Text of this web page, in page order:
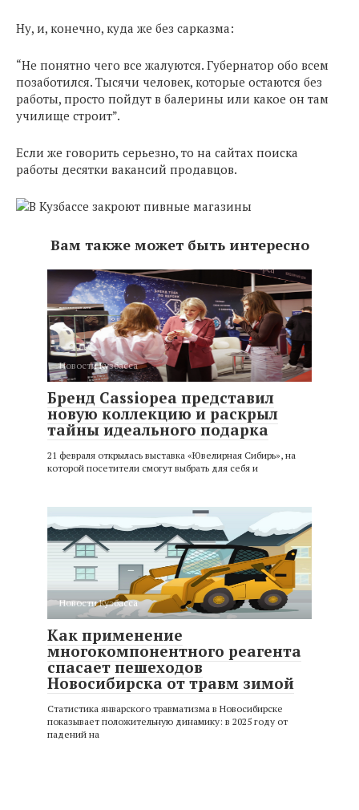
Ну, и, конечно, куда же без сарказма:
“Не понятно чего все жалуются. Губернатор обо всем
позаботился. Тысячи человек, которые остаются без
работы, просто пойдут в балерины или какое он там
училище строит”.
Если же говорить серьезно, то на сайтах поиска
работы десятки вакансий продавцов.
Вам также может быть интересно
Новости Кузбасса
Бренд Cassiopea представил
новую коллекцию и раскрыл
тайны идеального подарка
21 февраля открылась выставка «Ювелирная Сибирь», на
которой посетители смогут выбрать для себя и
Новости Кузбасса
Как применение
многокомпонентного реагента
спасает пешеходов
Новосибирска от травм зимой
Статистика январского травматизма в Новосибирске
показывает положительную динамику: в 2025 году от
падений на